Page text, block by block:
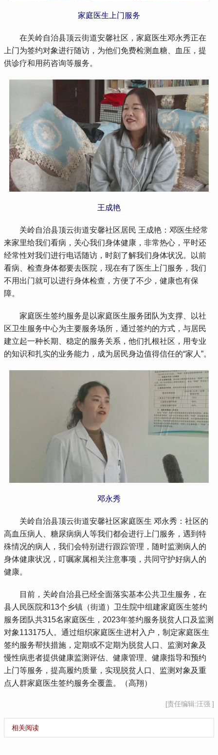
家庭医生上门服务
在关岭自治县顶云街道安馨社区，家庭医生邓永秀正在
上门为签约对象进行随访，为他们免费检测血糖、血压，提
供诊疗和用药咨询等服务。
王成艳
关岭自治县顶云街道安馨社区居民 王成艳：邓医生经常
来家里给我们看病，关心我们身体健康，非常热心，平时还
经常性对我们进行电话随访，时刻了解我们身体状况。以前
看病、检查身体都要去医院，现在有了医生上门服务，我们
不用出门就可以进行身体检查，方便了不少，健康也有保
障。
家庭医生签约服务是以家庭医生服务团队为支撑、以社
区卫生服务中心为主要服务场所，通过签约的方式，与居民
建立起一种长期、稳定的服务关系，他们扎根社区，用专业
的知识和扎实的业务能力，成为居民身边值得信任的“家人”。
邓永秀
关岭自治县顶云街道安馨社区家庭医生 邓永秀：社区的
高血压病人、糖尿病病人等我们都会进行上门服务，遇到特
殊情况的病人，我们会特别进行跟踪管理，随时监测病人的
身体健康状况，叮嘱家属相关注意事项，共同守护好病人的
健康。
目前，关岭自治县已经全面落实基本公共卫生服务，在
县人民医院和13个乡镇（街道）卫生院中组建家庭医生签约
服务团队共315名家庭医生，2023年签约服务脱贫人口及监测
对象113175人。通过组织家庭医生进村入户，制定家庭医生
签约服务帮扶措施，定期或不定期为脱贫人口、监测对象及
慢性病患者提供健康监测评估、健康管理、健康指导和预约
上门等服务，提高履约质量，实现脱贫人口、监测对象及重
点人群家庭医生签约服务全覆盖。（高翔）
[责任编辑:汪强 ]
相关阅读